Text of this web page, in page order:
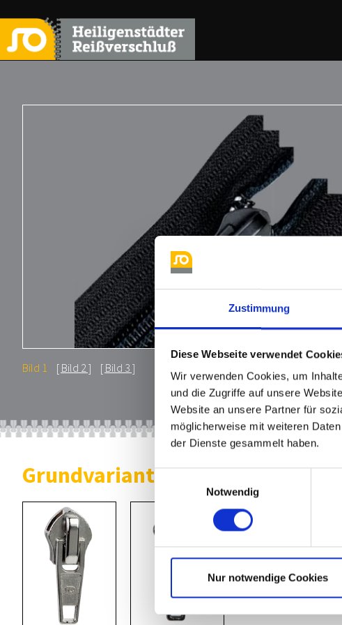
Zustimmung
Diese Webseite verwendet
Wir verwenden Cookies, um
und die Zugriffe auf unsere
Website an unsere Partner für
möglicherweise mit weiteren
der Dienste gesammelt haben.
Notwendig
Nur notwendige Cookies
Bild 1 Bild 2 Bild 3
Grundvarianten